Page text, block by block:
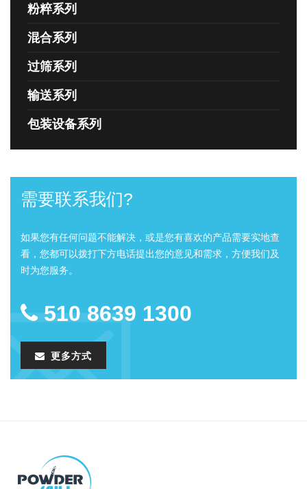
粉粹系列
混合系列
过筛系列
输送系列
包装设备系列
需要联系我们?
如果您有任何问题不能解决，或是您有喜欢的产品需要实地查
看，您都可以拨打下方电话提出您的意见和需求，方便我们及
时为您服务。
510 8639 1300
更多方式